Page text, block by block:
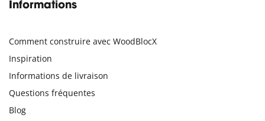
Informations
Comment construire avec WoodBlocX
Inspiration
Informations de livraison
Questions fréquentes
Blog